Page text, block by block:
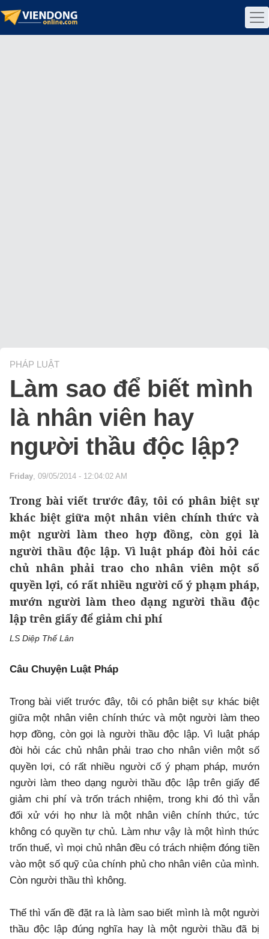
PHÁP LUẬT
Làm sao để biết mình
là nhân viên hay
người thầu độc lập?
Friday, 09/05/2014 - 12:04:02 AM
Trong bài viết trước đây, tôi có phân biệt sự
khác biệt giữa một nhân viên chính thức và
một người làm theo hợp đồng, còn gọi là
người thầu độc lập. Vì luật pháp đòi hỏi các
chủ nhân phải trao cho nhân viên một số
quyền lợi, có rất nhiều người cố ý phạm pháp,
mướn người làm theo dạng người thầu độc
lập trên giấy để giảm chi phí
LS Diệp Thế Lân
Câu Chuyện Luật Pháp
Trong bài viết trước đây, tôi có phân biệt sự khác biệt
giữa một nhân viên chính thức và một người làm theo
hợp đồng, còn gọi là người thầu độc lập. Vì luật pháp
đòi hỏi các chủ nhân phải trao cho nhân viên một số
quyền lợi, có rất nhiều người cố ý phạm pháp, mướn
người làm theo dạng người thầu độc lập trên giấy để
giảm chi phí và trốn trách nhiệm, trong khi đó thì vẫn
đối xử với họ như là một nhân viên chính thức, tức
không có quyền tự chủ. Làm như vậy là một hình thức
trốn thuế, vì mọi chủ nhân đều có trách nhiệm đóng tiền
vào một số quỹ của chính phủ cho nhân viên của mình.
Còn người thầu thì không.
Thế thì vấn đề đặt ra là làm sao biết mình là một người
thầu độc lập đúng nghĩa hay là một người thầu đã bị